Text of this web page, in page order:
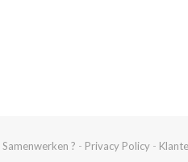
Samenwerken ? - Privacy Policy -